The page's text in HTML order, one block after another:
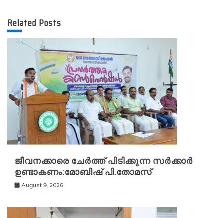
Related Posts
ജീവനക്കാരെ ചേർത്ത് പിടിക്കുന്ന സർക്കാർ
ഉണ്ടാകണം:മോബിഷ് പി.തോമസ്
August 9, 2026